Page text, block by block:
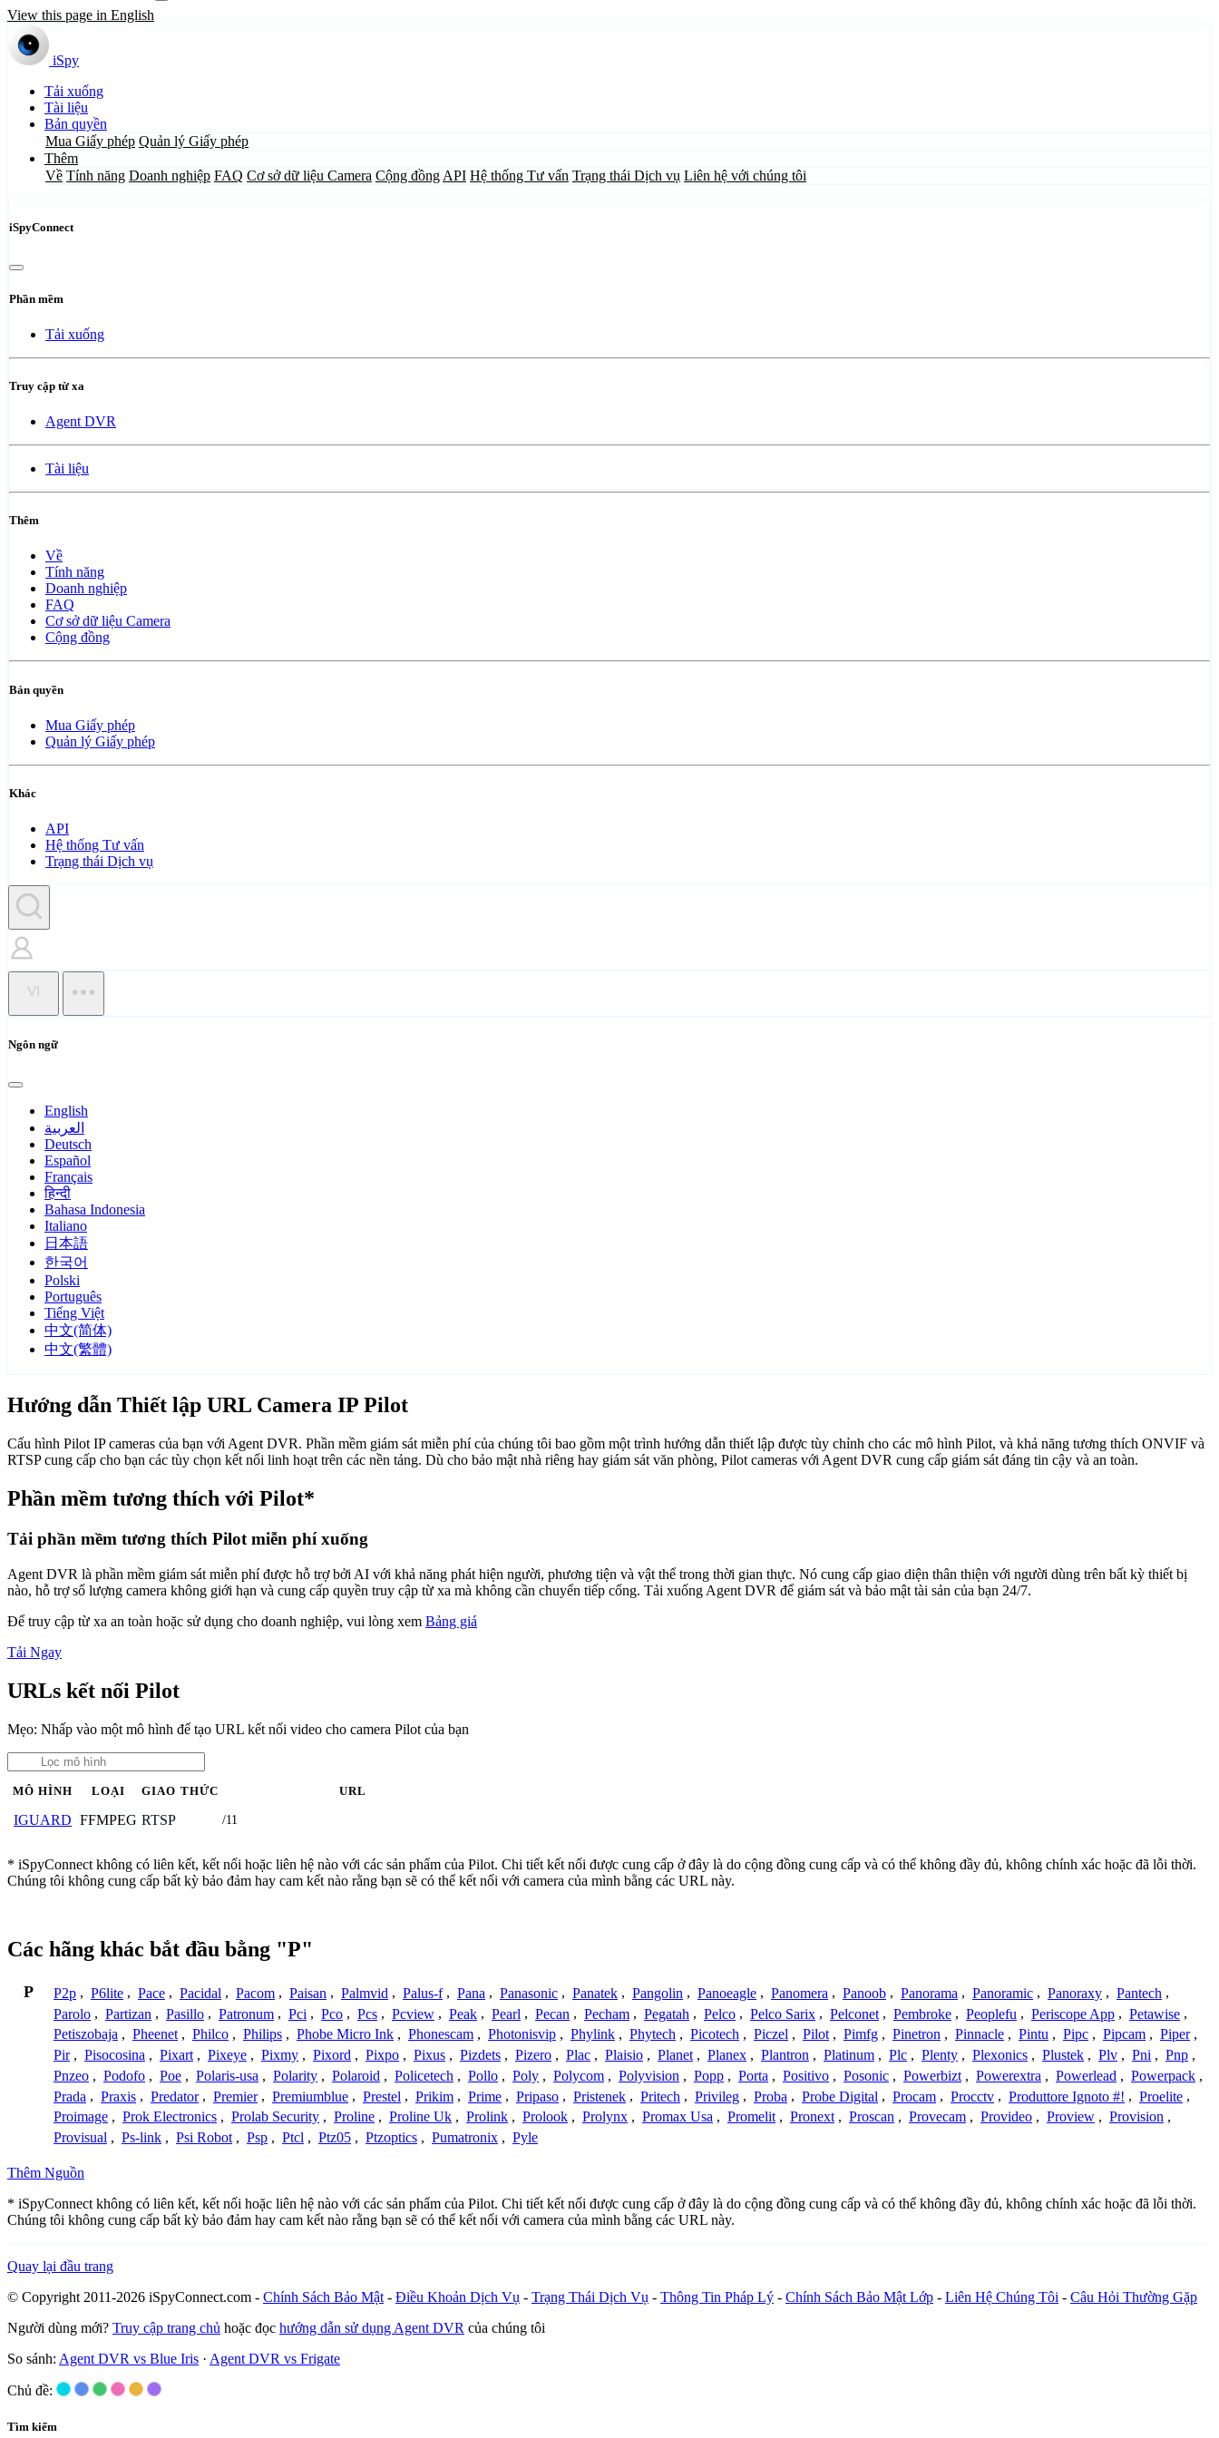
View this page in English
iSpy
Tải xuống
Tài liệu
Bản quyền
Mua Giấy phép Quản lý Giấy phép
Thêm
Về Tính năng Doanh nghiệp FAQ Cơ sở dữ liệu Camera Cộng đồng API Hệ thống Tư vấn Trạng thái Dịch vụ Liên hệ với chúng tôi
iSpyConnect
Phần mềm
Tải xuống
Truy cập từ xa
Agent DVR
Tài liệu
Thêm
Về
Tính năng
Doanh nghiệp
FAQ
Cơ sở dữ liệu Camera
Cộng đồng
Bản quyền
Mua Giấy phép
Quản lý Giấy phép
Khác
API
Hệ thống Tư vấn
Trạng thái Dịch vụ
VI
Ngôn ngữ
English
العربية
Deutsch
Español
Français
हिन्दी
Bahasa Indonesia
Italiano
日本語
한국어
Polski
Português
Tiếng Việt
中文(简体)
中文(繁體)
Hướng dẫn Thiết lập URL Camera IP Pilot
Cấu hình Pilot IP cameras của bạn với Agent DVR. Phần mềm giám sát miễn phí của chúng tôi bao gồm một trình hướng dẫn thiết lập được tùy chỉnh cho các mô hình Pilot, và khả năng tương thích ONVIF và
RTSP cung cấp cho bạn các tùy chọn kết nối linh hoạt trên các nền tảng. Dù cho bảo mật nhà riêng hay giám sát văn phòng, Pilot cameras với Agent DVR cung cấp giám sát đáng tin cậy và an toàn.
Phần mềm tương thích với Pilot*
Tải phần mềm tương thích Pilot miễn phí xuống
Agent DVR là phần mềm giám sát miễn phí được hỗ trợ bởi AI với khả năng phát hiện người, phương tiện và vật thể trong thời gian thực. Nó cung cấp giao diện thân thiện với người dùng trên bất kỳ thiết bị
nào, hỗ trợ số lượng camera không giới hạn và cung cấp quyền truy cập từ xa mà không cần chuyển tiếp cổng. Tải xuống Agent DVR để giám sát và bảo mật tài sản của bạn 24/7.
Để truy cập từ xa an toàn hoặc sử dụng cho doanh nghiệp, vui lòng xem Bảng giá
Tải Ngay
URLs kết nối Pilot
Mẹo: Nhấp vào một mô hình để tạo URL kết nối video cho camera Pilot của bạn
MÔ HÌNH LOẠI GIAO THỨC URL
IGUARD FFMPEG RTSP /11
* iSpyConnect không có liên kết, kết nối hoặc liên hệ nào với các sản phẩm của Pilot. Chi tiết kết nối được cung cấp ở đây là do cộng đồng cung cấp và có thể không đầy đủ, không chính xác hoặc đã lỗi thời.
Chúng tôi không cung cấp bất kỳ bảo đảm hay cam kết nào rằng bạn sẽ có thể kết nối với camera của mình bằng các URL này.
Các hãng khác bắt đầu bằng "P"
P P2p , P6lite , Pace , Pacidal , Pacom , Paisan , Palmvid , Palus-f , Pana , Panasonic , Panatek , Pangolin , Panoeagle , Panomera , Panoob , Panorama , Panoramic , Panoraxy , Pantech ,
Parolo , Partizan , Pasillo , Patronum , Pci , Pco , Pcs , Pcview , Peak , Pearl , Pecan , Pecham , Pegatah , Pelco , Pelco Sarix , Pelconet , Pembroke , Peoplefu , Periscope App , Petawise ,
Petiszobaja , Pheenet , Philco , Philips , Phobe Micro Ink , Phonescam , Photonisvip , Phylink , Phytech , Picotech , Piczel , Pilot , Pimfg , Pinetron , Pinnacle , Pintu , Pipc , Pipcam , Piper ,
Pir , Pisocosina , Pixart , Pixeye , Pixmy , Pixord , Pixpo , Pixus , Pizdets , Pizero , Plac , Plaisio , Planet , Planex , Plantron , Platinum , Plc , Plenty , Plexonics , Plustek , Plv , Pni , Pnp ,
Pnzeo , Podofo , Poe , Polaris-usa , Polarity , Polaroid , Policetech , Pollo , Poly , Polycom , Polyvision , Popp , Porta , Positivo , Posonic , Powerbizt , Powerextra , Powerlead , Powerpack ,
Prada , Praxis , Predator , Premier , Premiumblue , Prestel , Prikim , Prime , Pripaso , Pristenek , Pritech , Privileg , Proba , Probe Digital , Procam , Procctv , Produttore Ignoto #! , Proelite ,
Proimage , Prok Electronics , Prolab Security , Proline , Proline Uk , Prolink , Prolook , Prolynx , Promax Usa , Promelit , Pronext , Proscan , Provecam , Provideo , Proview , Provision ,
Provisual , Ps-link , Psi Robot , Psp , Ptcl , Ptz05 , Ptzoptics , Pumatronix , Pyle
Thêm Nguồn
* iSpyConnect không có liên kết, kết nối hoặc liên hệ nào với các sản phẩm của Pilot. Chi tiết kết nối được cung cấp ở đây là do cộng đồng cung cấp và có thể không đầy đủ, không chính xác hoặc đã lỗi thời.
Chúng tôi không cung cấp bất kỳ bảo đảm hay cam kết nào rằng bạn sẽ có thể kết nối với camera của mình bằng các URL này.
Quay lại đầu trang
© Copyright 2011-2026 iSpyConnect.com - Chính Sách Bảo Mật - Điều Khoản Dịch Vụ - Trạng Thái Dịch Vụ - Thông Tin Pháp Lý - Chính Sách Bảo Mật Lớp - Liên Hệ Chúng Tôi - Câu Hỏi Thường Gặp
Người dùng mới? Truy cập trang chủ hoặc đọc hướng dẫn sử dụng Agent DVR của chúng tôi
So sánh: Agent DVR vs Blue Iris · Agent DVR vs Frigate
Chủ đề:
Tìm kiếm